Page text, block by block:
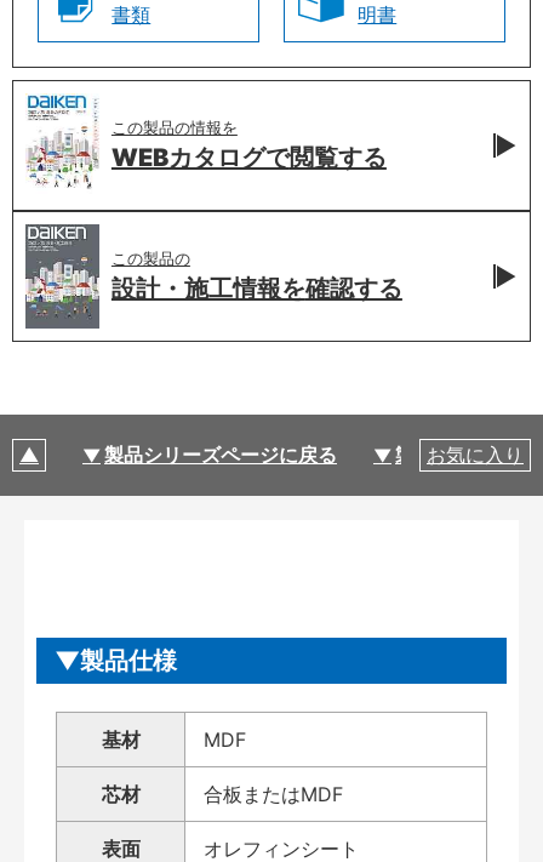
書類
明書
この製品の情報を
WEBカタログで閲覧する
この製品の
設計・施工情報を確認する
製品シリーズページに戻る 製品仕様
お気に入り
製品仕様
基材 MDF
芯材 合板またはMDF
表面 オレフィンシート